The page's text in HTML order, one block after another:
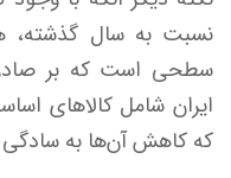
نسبت به سال گذشته،
سطحی است که بر
ایران شامل کالاهای
که کاهش آن‌ها به